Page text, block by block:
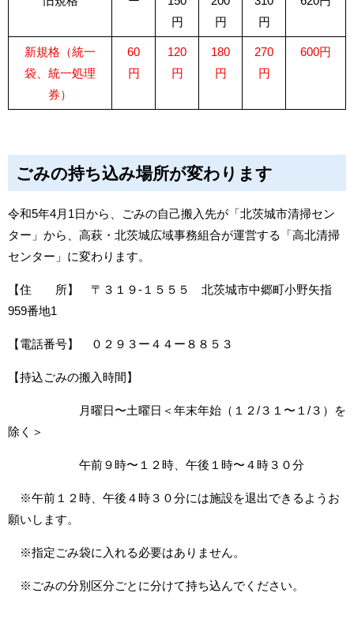
円
円
円
新規格（統一
袋、統一処理
券）
60
円
120
円
180
円
270
円
600円
ごみの持ち込み場所が変わります
令和5年4月1日から、ごみの自己搬入先が「北茨城市清掃セン
ター」から、高萩・北茨城広域事務組合が運営する「高北清掃
センター」に変わります。
【住 所】 〒３１９-１５５５ 北茨城市中郷町小野矢指
959番地1
【電話番号】 ０２９３ー４４ー８８５３
【持込ごみの搬入時間】
月曜日〜土曜日＜年末年始（１２/３１〜１/３）を
除く＞
午前９時〜１２時、午後１時〜４時３０分
※午前１２時、午後４時３０分には施設を退出できるようお
願いします。
※指定ごみ袋に入れる必要はありません。
※ごみの分別区分ごとに分けて持ち込んでください。